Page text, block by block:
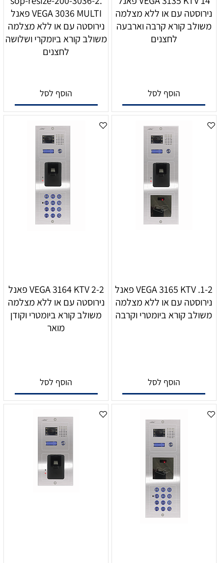
נירוסטה עם או ללא מצלמה
משולב קורא קרבה וארבעה
לחצנים
הוסף לסל
VEGA 3036 MULTI פאנל
נירוסטה עם או ללא מצלמה
משולב קורא ביומקרי ושלושה
לחצנים
הוסף לסל
1-2. VEGA 3165 KTV פאנל
נירוסטה עם או ללא מצלמה
משולב קורא ביומטרי וקרבה
הוסף לסל
2-2 VEGA 3164 KTV פאנל
נירוסטה עם או ללא מצלמה
משולב קורא ביומטרי וקודן
מואר
הוסף לסל